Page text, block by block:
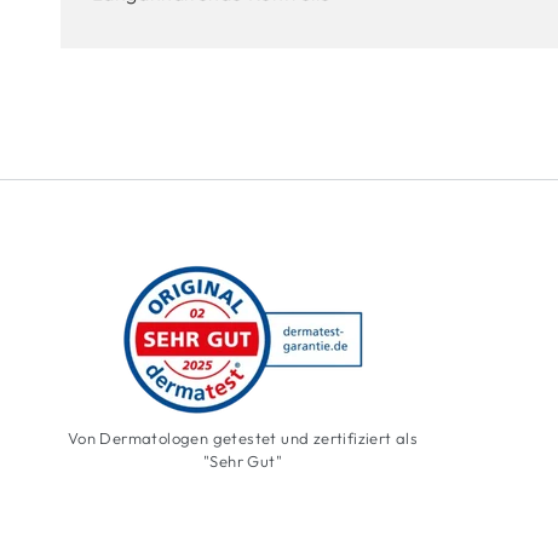
Von Dermatologen getestet und zertifiziert als
"Sehr Gut"